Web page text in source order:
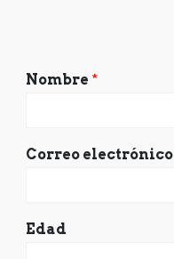
Nombre *
Correo electrónico
Edad